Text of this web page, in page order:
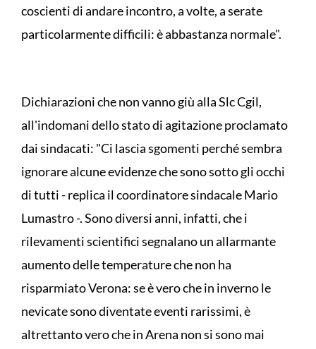
coscienti di andare incontro, a volte, a serate
particolarmente difficili: è abbastanza normale".
Dichiarazioni che non vanno giù alla Slc Cgil,
all'indomani dello stato di agitazione proclamato
dai sindacati: "Ci lascia sgomenti perché sembra
ignorare alcune evidenze che sono sotto gli occhi
di tutti - replica il coordinatore sindacale Mario
Lumastro -. Sono diversi anni, infatti, che i
rilevamenti scientifici segnalano un allarmante
aumento delle temperature che non ha
risparmiato Verona: se è vero che in inverno le
nevicate sono diventate eventi rarissimi, è
altrettanto vero che in Arena non si sono mai